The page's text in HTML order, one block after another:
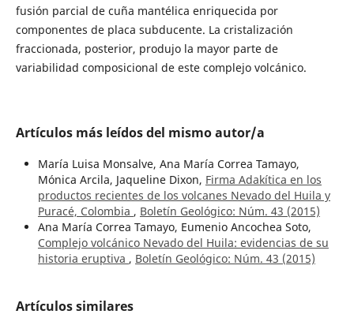
fusión parcial de cuña mantélica enriquecida por
componentes de placa subducente. La cristalización
fraccionada, posterior, produjo la mayor parte de
variabilidad composicional de este complejo volcánico.
Artículos más leídos del mismo autor/a
María Luisa Monsalve, Ana María Correa Tamayo,
Mónica Arcila, Jaqueline Dixon, Firma Adakítica en los
productos recientes de los volcanes Nevado del Huila y
Puracé, Colombia , Boletín Geológico: Núm. 43 (2015)
Ana María Correa Tamayo, Eumenio Ancochea Soto,
Complejo volcánico Nevado del Huila: evidencias de su
historia eruptiva , Boletín Geológico: Núm. 43 (2015)
Artículos similares